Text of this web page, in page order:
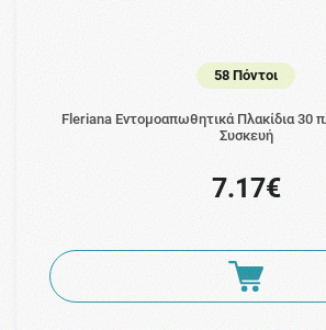
58 Πόντοι
Fleriana Εντομοαπωθητικά Πλακίδια 30
Συσκευή
7.17€